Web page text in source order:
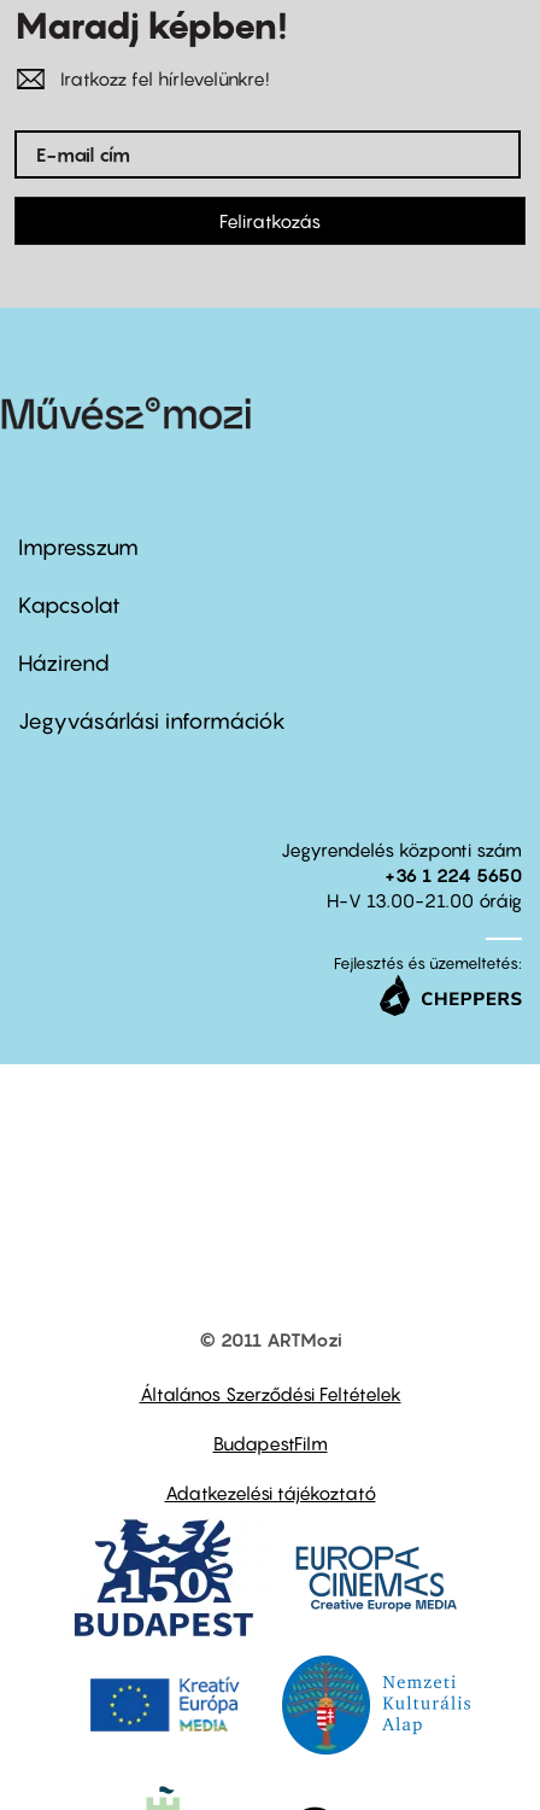
Maradj képben!
Iratkozz fel hírlevelünkre!
Feliratkozás
Footer
first
Impresszum
Kapcsolat
Footer
second
Házirend
Jegyvásárlási információk
Jegyrendelés központi szám
+36 1 224 5650
H-V 13.00-21.00 óráig
Fejlesztés és üzemeltetés:
© 2011 ARTMozi
Általános Szerződési Feltételek
BudapestFilm
Adatkezelési tájékoztató